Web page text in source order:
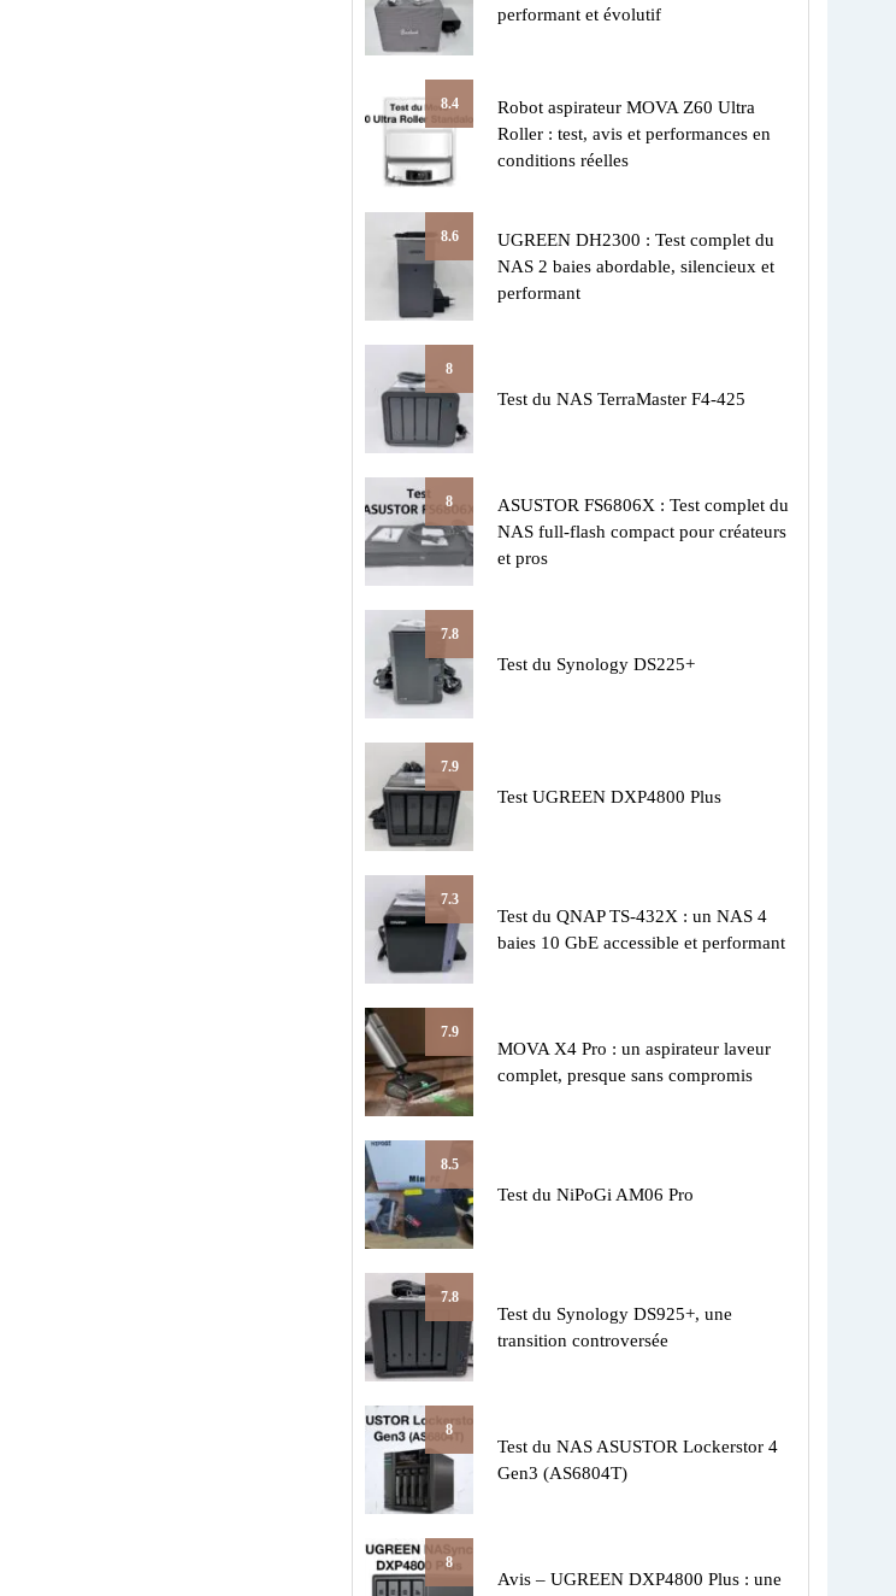
performant et évolutif
8.4
Robot aspirateur MOVA Z60 Ultra
Roller : test, avis et performances en
conditions réelles
8.6
UGREEN DH2300 : Test complet du
NAS 2 baies abordable, silencieux et
performant
8
Test du NAS TerraMaster F4-425
8
ASUSTOR FS6806X : Test complet du
NAS full-flash compact pour créateurs
et pros
7.8
Test du Synology DS225+
7.9
Test UGREEN DXP4800 Plus
7.3
Test du QNAP TS-432X : un NAS 4
baies 10 GbE accessible et performant
7.9
MOVA X4 Pro : un aspirateur laveur
complet, presque sans compromis
8.5
Test du NiPoGi AM06 Pro
7.8
Test du Synology DS925+, une
transition controversée
8
Test du NAS ASUSTOR Lockerstor 4
Gen3 (AS6804T)
8
Avis – UGREEN DXP4800 Plus : une